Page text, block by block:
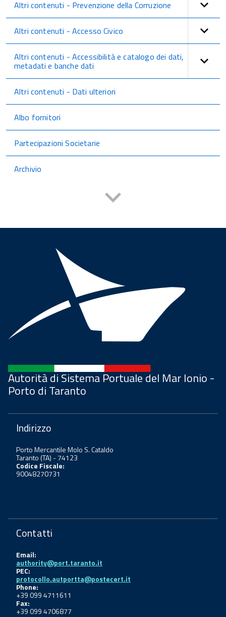
Altri contenuti - Prevenzione della Corruzione
Altri contenuti - Accesso Civico
Altri contenuti - Accessibilità e catalogo dei dati,
metadati e banche dati
Altri contenuti - Dati ulteriori
Albo fornitori
Partecipazioni Societarie
Archivio
Autorità di Sistema Portuale del Mar Ionio -
Porto di Taranto
Indirizzo
Porto Mercantile Molo S. Cataldo
Taranto (TA) - 74123
Codice Fiscale:
90048270731
Contatti
Email:
authority@port.taranto.it
PEC:
protocollo.autportta@postecert.it
Phone:
+39 099 4711611
Fax:
+39 099 4706877